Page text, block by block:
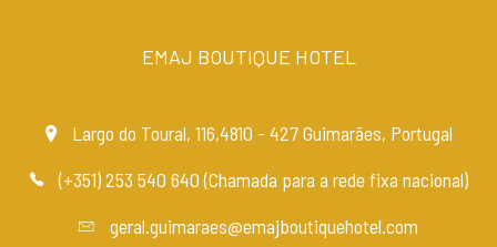
EMAJ BOUTIQUE HOTEL
Largo do Toural, 116,4810 - 427 Guimarães, Portugal
(+351) 253 540 640 (Chamada para a rede fixa nacional)
geral.guimaraes@emajboutiquehotel.com